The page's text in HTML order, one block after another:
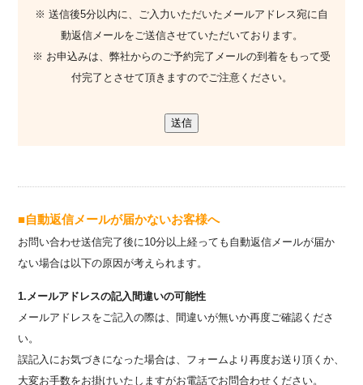
※ 送信後5分以内に、ご入力いただいたメールアドレス宛に自
動返信メールをご送信させていただいております。
※ お申込みは、弊社からのご予約完了メールの到着をもって受
付完了とさせて頂きますのでご注意ください。
■自動返信メールが届かないお客様へ
お問い合わせ送信完了後に10分以上経っても自動返信メールが届か
ない場合は以下の原因が考えられます。
1.メールアドレスの記入間違いの可能性
メールアドレスをご記入の際は、間違いが無いか再度ご確認くださ
い。
誤記入にお気づきになった場合は、フォームより再度お送り頂くか、
大変お手数をお掛けいたしますがお電話でお問合わせください。